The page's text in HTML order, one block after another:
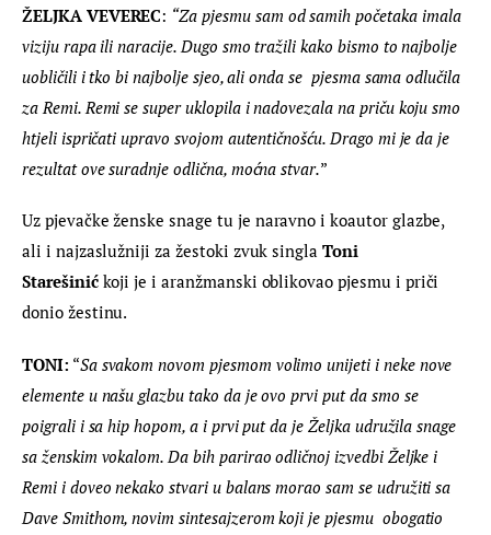
ŽELJKA VEVEREC: “Za pjesmu sam od samih početaka imala
viziju rapa ili naracije. Dugo smo tražili kako bismo to najbolje
uobličili i tko bi najbolje sjeo, ali onda se  pjesma sama odlučila
za Remi. Remi se super uklopila i nadovezala na priču koju smo
htjeli ispričati upravo svojom autentičnošću. Drago mi je da je
rezultat ove suradnje odlična, moćna stvar.”
Uz pjevačke ženske snage tu je naravno i koautor glazbe,
ali i najzaslužniji za žestoki zvuk singla Toni
Starešinić koji je i aranžmanski oblikovao pjesmu i priči
donio žestinu.
TONI: “Sa svakom novom pjesmom volimo unijeti i neke nove
elemente u našu glazbu tako da je ovo prvi put da smo se
poigrali i sa hip hopom, a i prvi put da je Željka udružila snage
sa ženskim vokalom. Da bih parirao odličnoj izvedbi Željke i
Remi i doveo nekako stvari u balans morao sam se udružiti sa
Dave Smithom, novim sintesajzerom koji je pjesmu  obogatio